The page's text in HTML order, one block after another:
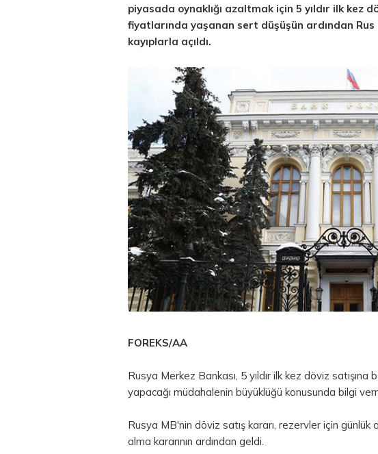
piyasada oynaklığı azaltmak için 5 yıldır ilk kez
fiyatlarında yaşanan sert düşüşün ardından Rus
kayıplarla açıldı.
FOREKS/AA
Rusya Merkez Bankası, 5 yıldır ilk kez döviz satışına
yapacağı müdahalenin büyüklüğü konusunda bilgi
Rusya MB'nin döviz satış kararı, rezervler için günlük
alma kararının ardından geldi.